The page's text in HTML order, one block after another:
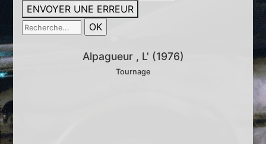
ENVOYER UNE ERREUR
Alpagueur , L' (1976)
Tournage